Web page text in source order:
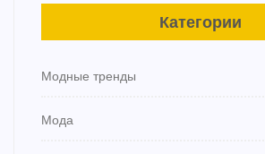
Категории
Модные тренды
Мода